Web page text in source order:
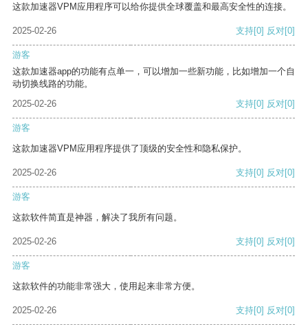
这款加速器VPM应用程序可以给你提供全球覆盖和最高安全性的连接。
2025-02-26 支持[0] 反对[0]
游客
这款加速器app的功能有点单一，可以增加一些新功能，比如增加一个自
动切换线路的功能。
2025-02-26
支持[0] 反对[0]
游客
这款加速器VPM应用程序提供了顶级的安全性和隐私保护。
2025-02-26 支持[0] 反对[0]
游客
这款软件简直是神器，解决了我所有问题。
2025-02-26 支持[0] 反对[0]
游客
这款软件的功能非常强大，使用起来非常方便。
2025-02-26 支持[0] 反对[0]